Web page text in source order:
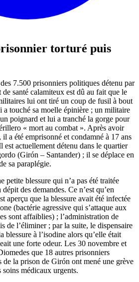
torturé puis
7.500 prisonniers politiques détenu par
santé calamiteux est dû au fait que le
lui ont tiré un coup de fusil à bout
a touché sa moelle épinière ; un militaire
poignard et lui a tranché la gorge pour
« mort au combat ». Après avoir
a été emprisonné et condamné à 17 ans
actuellement détenu dans le quartier
(Girón – Santander) ; il se déplace en
sa paraplégie.
petite blessure qui n’a pas été traitée
des demandes. Ce n’est qu’en
aperçu que la blessure avait été infectée
(bactérie agressive qui s’attaque aux
sont affaiblies) ; l’administration de
de l’éliminer ; par la suite, le dispensaire
blessure à l’isodine alors qu’elle était
une forte odeur. Les 30 novembre et
que 18 autres prisonniers
la prison de Girón ont mené une grève
médicaux urgents.